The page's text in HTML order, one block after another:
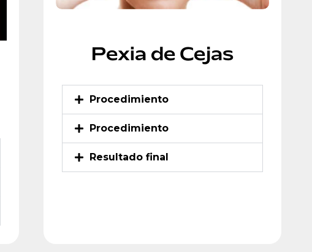
Pexia de Cejas
Procedimiento
Procedimiento
Resultado final